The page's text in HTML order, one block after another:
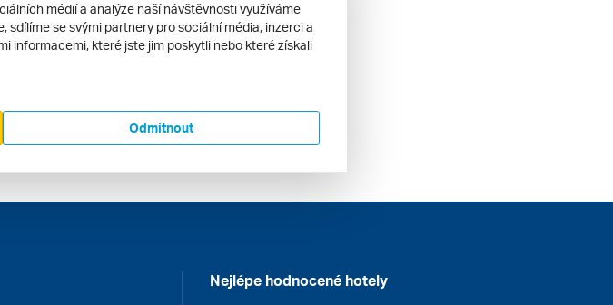
Nejlépe hodnocené hotely
médií a analýze naší návštěvnosti využíváme
se svými partnery pro sociální média, inzerci a
informacemi, které jste jim poskytli nebo které získali
Odmítnout